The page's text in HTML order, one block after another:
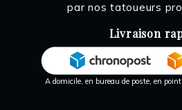
par nos tatoueurs
Livraison
A domicile, en bureau de poste, en